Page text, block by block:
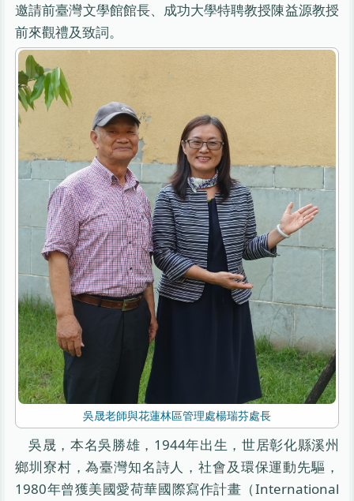
邀請前臺灣文學館館長、成功大學特聘教授陳益源教授
前來觀禮及致詞。
吳晟老師與花蓮林區管理處楊瑞芬處長
吳晟，本名吳勝雄，1944年出生，世居彰化縣溪州
鄉圳寮村，為臺灣知名詩人，社會及環保運動先驅，
1980年曾獲美國愛荷華國際寫作計畫（International